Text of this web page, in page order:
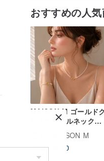
おすすめの人
MAISON M ゴールドク
ラスプパールネックレ
MAISON M
US$ 146.10